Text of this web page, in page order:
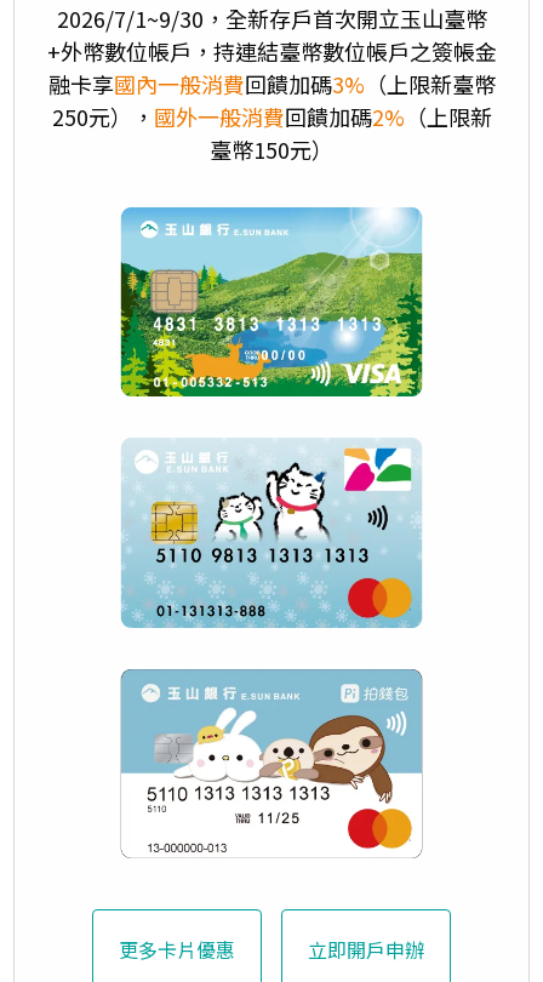
2026/7/1~9/30，全新存戶首次開立玉山臺幣
+外幣數位帳戶，持連結臺幣數位帳戶之簽帳金
融卡享國內一般消費回饋加碼3% （上限新臺幣
250元）， 國外一般消費回饋加碼2% （上限新
臺幣150元）
更多卡片優惠 立即開戶申辦